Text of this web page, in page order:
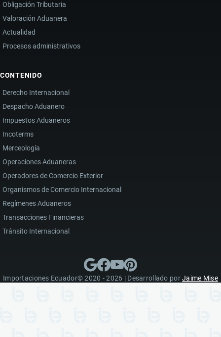
Obligación Tributaria
Valoración Aduanera
Actualidad
Procesos administrativos
CONTENIDO
Derecho Internacional
Despacho Aduanero
Impuestos Aduaneros
Incoterms
Merceología
Operaciones Aduaneras
Operadores de Comercio Exterior
Organismos de Comercio Internacional
Regímenes Aduaneros
Transacciones Financieras
Tránsito Internacional
Importaciones Ecuador© 2020 - 2026 | Desarrollado porJaime Mise